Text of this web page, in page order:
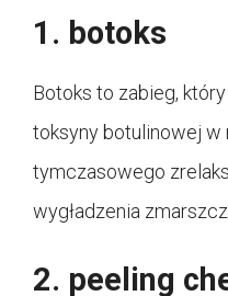
1. botoks
Botoks to zabieg,
toksyny botulinowej w
tymczasowego
wygładzenia
2. peeling